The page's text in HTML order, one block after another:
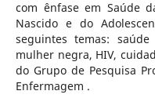
com ênfase em Saúde
Nascido e do
seguintes temas:
mulher negra, HIV,
do Grupo de Pesquisa
Enfermagem .